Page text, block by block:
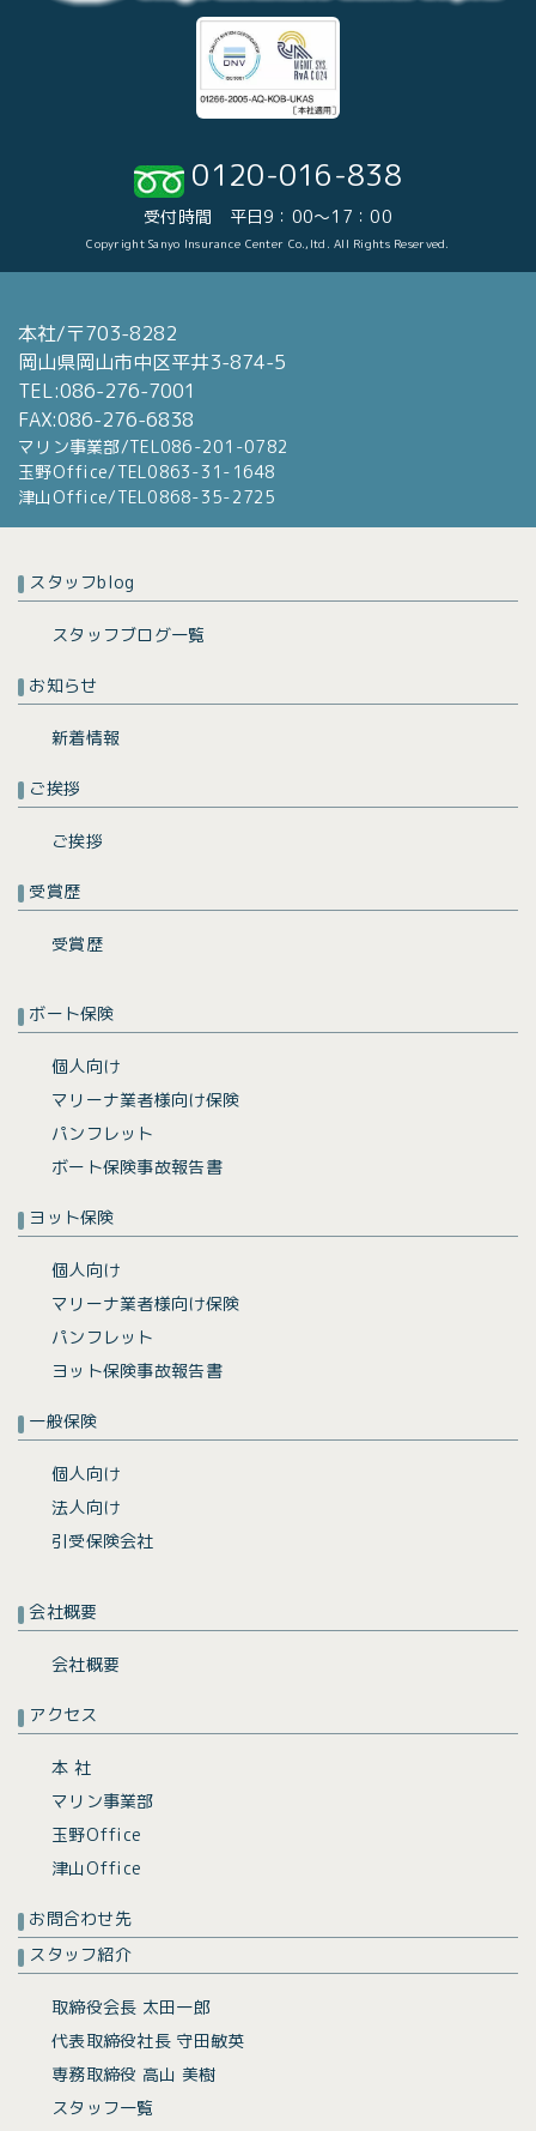
0120-016-838
受付時間 平日9：00～17：00
Copyright Sanyo Insurance Center Co.,ltd. All Rights Reserved.
本社/〒703-8282
岡山県岡山市中区平井3-874-5
TEL:086-276-7001
FAX:086-276-6838
マリン事業部/TEL086-201-0782
玉野Office/TEL0863-31-1648
津山Office/TEL0868-35-2725
スタッフblog
スタッフブログ一覧
お知らせ
新着情報
ご挨拶
ご挨拶
受賞歴
受賞歴
ボート保険
個人向け
マリーナ業者様向け保険
パンフレット
ボート保険事故報告書
ヨット保険
個人向け
マリーナ業者様向け保険
パンフレット
ヨット保険事故報告書
一般保険
個人向け
法人向け
引受保険会社
会社概要
会社概要
アクセス
本 社
マリン事業部
玉野Office
津山Office
お問合わせ先
スタッフ紹介
取締役会長 太田一郎
代表取締役社長 守田敏英
専務取締役 高山 美樹
スタッフ一覧